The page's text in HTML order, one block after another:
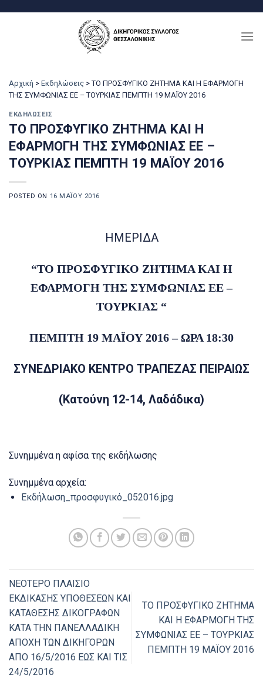
Αρχική > Εκδηλώσεις > ΤΟ ΠΡΟΣΦΥΓΙΚΟ ΖΗΤΗΜΑ ΚΑΙ Η ΕΦΑΡΜΟΓΗ
ΤΗΣ ΣΥΜΦΩΝΙΑΣ ΕΕ – ΤΟΥΡΚΙΑΣ ΠΕΜΠΤΗ 19 ΜΑΪΟΥ 2016
ΕΚΔΗΛΏΣΕΙΣ
ΤΟ ΠΡΟΣΦΥΓΙΚΟ ΖΗΤΗΜΑ ΚΑΙ Η
ΕΦΑΡΜΟΓΗ ΤΗΣ ΣΥΜΦΩΝΙΑΣ ΕΕ –
ΤΟΥΡΚΙΑΣ ΠΕΜΠΤΗ 19 ΜΑΪΟΥ 2016
POSTED ON 16 ΜΑΪ́ΟΥ 2016
ΗΜΕΡΙΔΑ
“ΤΟ ΠΡΟΣΦΥΓΙΚΟ ΖΗΤΗΜΑ ΚΑΙ Η
ΕΦΑΡΜΟΓΗ ΤΗΣ ΣΥΜΦΩΝΙΑΣ ΕΕ –
ΤΟΥΡΚΙΑΣ “
ΠΕΜΠΤΗ 19 ΜΑΪΟΥ 2016 – ΩΡΑ 18:30
ΣΥΝΕΔΡΙΑΚΟ ΚΕΝΤΡΟ ΤΡΑΠΕΖΑΣ ΠΕΙΡΑΙΩΣ
(Κατούνη 12-14, Λαδάδικα)
Συνημμένα η αφίσα της εκδήλωσης
Συνημμένα αρχεία:
Εκδήλωση_προσφυγικό_052016.jpg
ΝΕΟΤΕΡΟ ΠΛΑΙΣΙΟ
ΕΚΔΙΚΑΣΗΣ ΥΠΟΘΕΣΕΩΝ ΚΑΙ
ΚΑΤΑΘΕΣΗΣ ΔΙΚΟΓΡΑΦΩΝ
ΚΑΤΑ ΤΗΝ ΠΑΝΕΛΛΑΔΙΚΗ
ΑΠΟΧΗ ΤΩΝ ΔΙΚΗΓΟΡΩΝ
ΑΠΟ 16/5/2016 ΕΩΣ ΚΑΙ ΤΙΣ
24/5/2016
ΤΟ ΠΡΟΣΦΥΓΙΚΟ ΖΗΤΗΜΑ
ΚΑΙ Η ΕΦΑΡΜΟΓΗ ΤΗΣ
ΣΥΜΦΩΝΙΑΣ ΕΕ – ΤΟΥΡΚΙΑΣ
ΠΕΜΠΤΗ 19 ΜΑΪΟΥ 2016